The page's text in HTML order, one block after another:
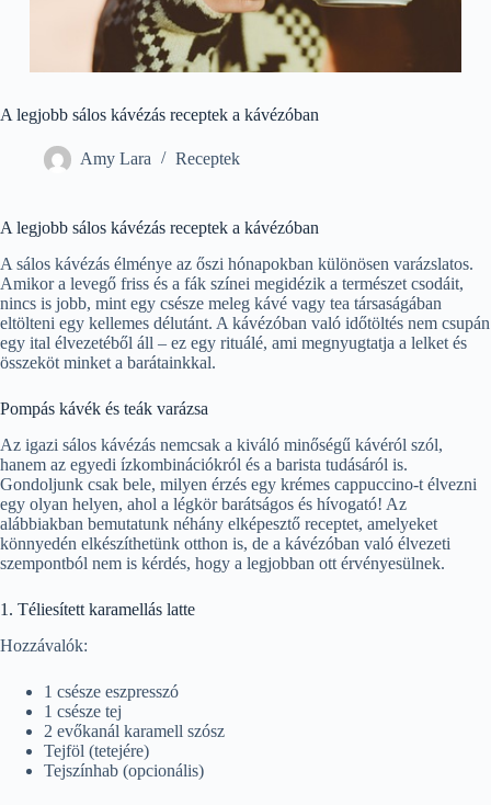
A legjobb sálos kávézás receptek a kávézóban
Amy Lara Receptek
A legjobb sálos kávézás receptek a kávézóban
A sálos kávézás élménye az őszi hónapokban különösen varázslatos.
Amikor a levegő friss és a fák színei megidézik a természet csodáit,
nincs is jobb, mint egy csésze meleg kávé vagy tea társaságában
eltölteni egy kellemes délutánt. A kávézóban való időtöltés nem csupán
egy ital élvezetéből áll – ez egy rituálé, ami megnyugtatja a lelket és
összeköt minket a barátainkkal.
Pompás kávék és teák varázsa
Az igazi sálos kávézás nemcsak a kiváló minőségű kávéról szól,
hanem az egyedi ízkombinációkról és a barista tudásáról is.
Gondoljunk csak bele, milyen érzés egy krémes cappuccino-t élvezni
egy olyan helyen, ahol a légkör barátságos és hívogató! Az
alábbiakban bemutatunk néhány elképesztő receptet, amelyeket
könnyedén elkészíthetünk otthon is, de a kávézóban való élvezeti
szempontból nem is kérdés, hogy a legjobban ott érvényesülnek.
1. Téliesített karamellás latte
Hozzávalók:
1 csésze eszpresszó
1 csésze tej
2 evőkanál karamell szósz
Tejföl (tetejére)
Tejszínhab (opcionális)